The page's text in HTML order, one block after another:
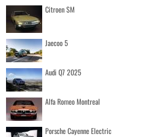
Citroen SM
Jaecoo 5
Audi Q7 2025
Alfa Romeo Montreal
Porsche Cayenne Electric